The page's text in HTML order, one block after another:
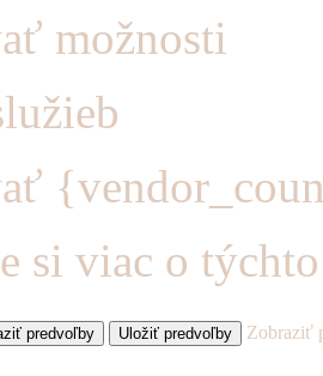
možnosti
si viac o
predvoľby Uložiť predvoľby Zobraziť